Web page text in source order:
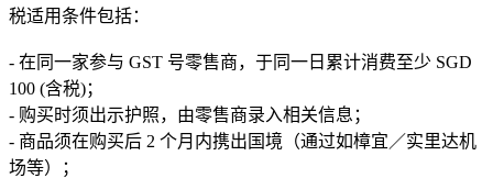
税适用条件包括：
- 在同一家参与 GST 号零售商，于同一日累计消费至少 SGD
100 (含税)；
- 购买时须出示护照，由零售商录入相关信息；
- 商品须在购买后 2 个月内携出国境（通过如樟宜／实里达机
场等）；